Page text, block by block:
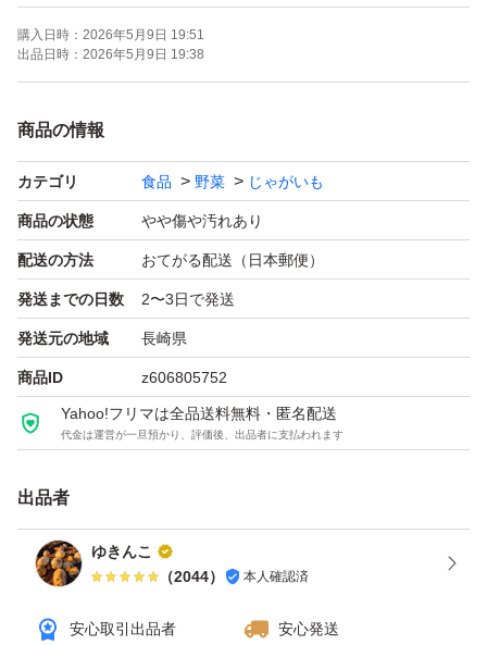
訳あり…自然割れ、一部傷あり、形が悪い、機械でばっさ
り切れたものなど。
送料無料で発送致します。訳ありのため、ご理解ある方の
みお願いします。
泥つきです。保管時も洗わない方が日持ちします。
#じゃがいも
#新じゃがいも
#訳あり
購入日時： 2026年5月9日 19:51
出品日時： 2026年5月9日 19:38
商品の情報
カテゴリ 食品 野菜 じゃがいも
商品の状態 やや傷や汚れあり
配送の方法 おてがる配送（日本郵便）
発送までの日数 2〜3日で発送
発送元の地域 長崎県
商品ID z606805752
Yahoo!フリマは全品送料無料・匿名配送
代金は運営が一旦預かり、評価後、出品者に支払われます
出品者
ゆきんこ
（2044） 本人確認済
安心取引出品者
安心発送